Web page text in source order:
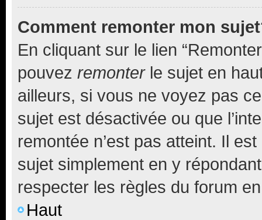
Comment remonter mon
En cliquant sur le lien
pouvez remonterle sujet en
ailleurs, si vous ne voyez pas
sujet est désactivée ou que
remontée n’est pas atteint. Il
sujet simplement en y
respecter les règles du forum
Haut